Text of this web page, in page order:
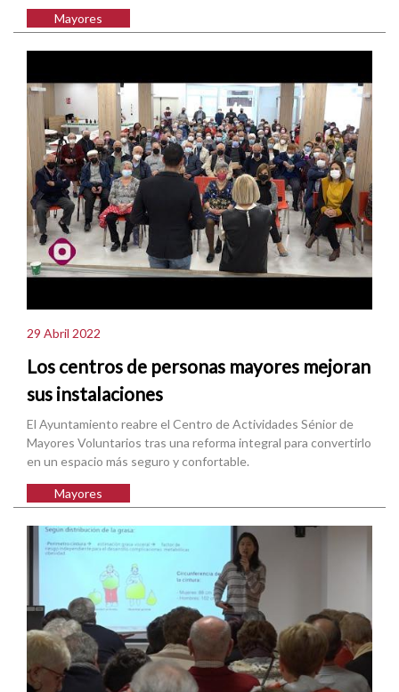
Mayores
29 Abril 2022
Los centros de personas mayores mejoran
sus instalaciones
El Ayuntamiento reabre el Centro de Actividades Sénior de
Mayores Voluntarios tras una reforma integral para convertirlo
en un espacio más seguro y confortable.
Mayores